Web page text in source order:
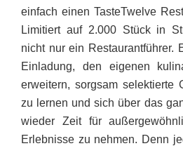
einfach einen TasteTwelve
Limitiert auf 2.000 Stück in
nicht nur ein Restaurantführer.
Einladung, den eigenen
erweitern, sorgsam selektierte
zu lernen und sich über das
wieder Zeit für
Erlebnisse zu nehmen. Denn